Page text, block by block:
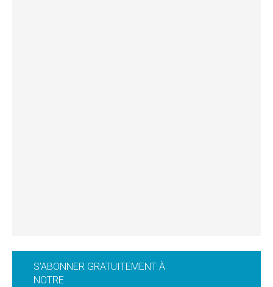
S'ABONNER GRATUITEMENT À
NOTRE